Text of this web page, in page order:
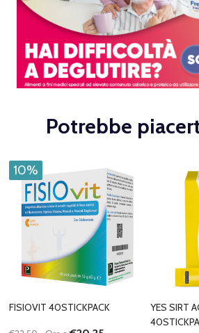
Potrebbe
10%
FISIOVIT 40STICKPACK
YES SIRT